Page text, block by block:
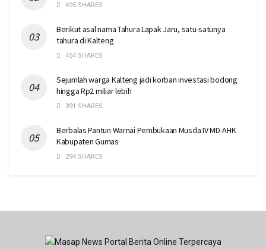
495 SHARES
Berikut asal nama Tahura Lapak Jaru, satu-satunya
tahura di Kalteng
454 SHARES
Sejumlah warga Kalteng jadi korban investasi bodong
hingga Rp2 miliar lebih
391 SHARES
Berbalas Pantun Warnai Pembukaan Musda IV MD-AHK
Kabupaten Gumas
294 SHARES